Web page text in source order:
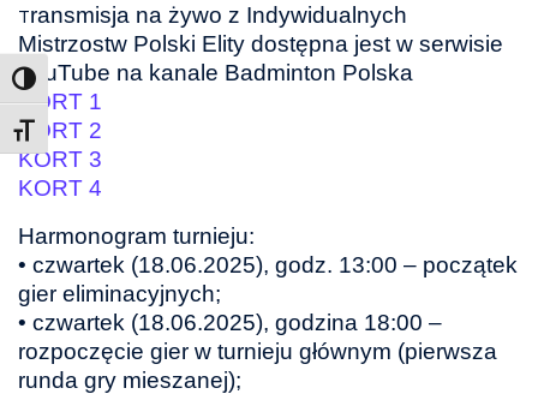
Toggle Font size
Transmisja na żywo z Indywidualnych
Mistrzostw Polski Elity dostępna jest w serwisie
YouTube na kanale Badminton Polska
KORT 1
KORT 2
KORT 3
KORT 4
Harmonogram turnieju:
• czwartek (18.06.2025), godz. 13:00 – początek
gier eliminacyjnych;
• czwartek (18.06.2025), godzina 18:00 –
rozpoczęcie gier w turnieju głównym (pierwsza
runda gry mieszanej);